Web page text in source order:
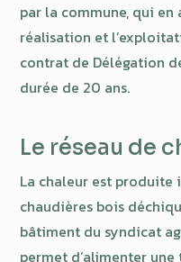
par la commune, qui en
réalisation et
contrat de Délégation
durée de 20 ans.
Le réseau de
La chaleur est produite
chaudières bois
bâtiment du syndicat
permet d’alimenter